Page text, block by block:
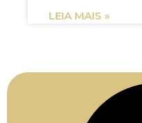
LEIA MAIS »